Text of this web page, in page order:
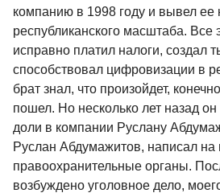
компанию в 1998 году и вывел ее
республиканского масштаба. Все
исправно платил налоги, создал
способствовал цифровизации в
брат знал, что произойдет,
пошел. Но несколько лет назад
доли в компании Руслану
Руслан Абдумажитов, написал на
правоохранительные органы.
возбуждено уголовное дело,